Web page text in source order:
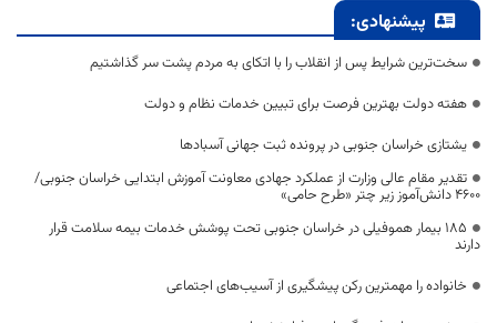
پیشنهادی:
سخت‌ترین شرایط پس از انقلاب را با اتکای به مردم پشت سر گذاشتیم
هفته دولت بهترین فرصت برای تبیین خدمات نظام و دولت
یشتازی خراسان جنوبی در پرونده ثبت جهانی آسبادها
تقدیر مقام عالی وزارت از عملکرد جهادی معاونت آموزش ابتدایی خراسان جنوبی/
۴۶۰۰ دانش‌آموز زیر چتر «طرح حامی»
۱۸۵ بیمار هموفیلی در خراسان جنوبی تحت پوشش خدمات بیمه سلامت قرار
دارند
خانواده را مهمترین رکن پیشگیری از آسیب‌های اجتماعی